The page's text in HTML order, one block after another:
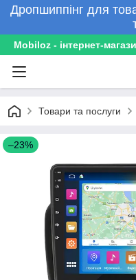
Дропшиппінг для
Mobiloz - інтернет-
Товари та послуги
–23%